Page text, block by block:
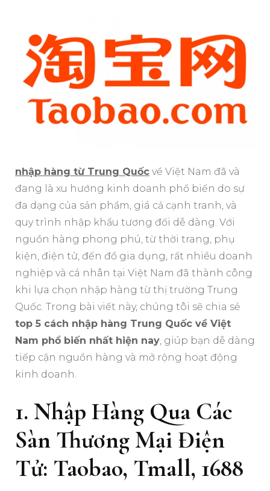
nhập hàng từ Trung Quốc về Việt Nam đã và
đang là xu hướng kinh doanh phổ biến do sự
đa dạng của sản phẩm, giá cả cạnh tranh, và
quy trình nhập khẩu tương đối dễ dàng. Với
nguồn hàng phong phú, từ thời trang, phụ
kiện, điện tử, đến đồ gia dụng, rất nhiều doanh
nghiệp và cá nhân tại Việt Nam đã thành công
khi lựa chọn nhập hàng từ thị trường Trung
Quốc. Trong bài viết này, chúng tôi sẽ chia sẻ
top 5 cách nhập hàng Trung Quốc về Việt
Nam phổ biến nhất hiện nay, giúp bạn dễ dàng
tiếp cận nguồn hàng và mở rộng hoạt động
kinh doanh.
1. Nhập Hàng Qua Các
Sàn Thương Mại Điện
Tử: Taobao, Tmall, 1688